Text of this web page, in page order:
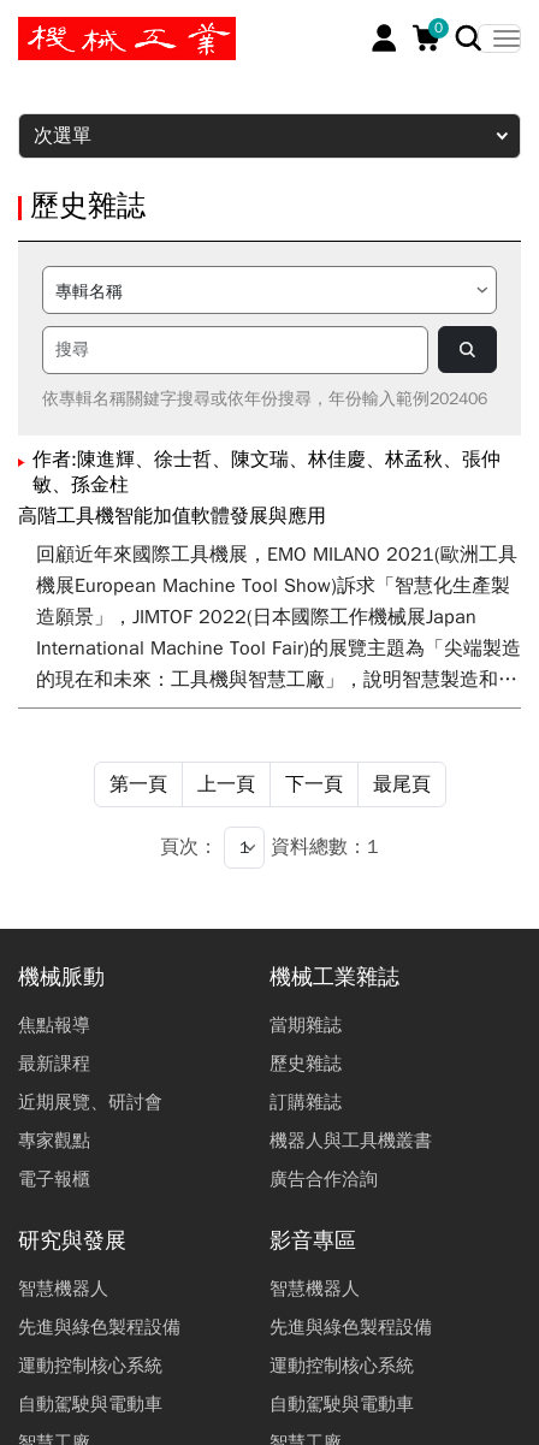
0
暫停
次選單
歷史雜誌
依專輯名稱關鍵字搜尋或依年份搜尋，年份輸入範例202406
作者:陳進輝、徐士哲、陳文瑞、林佳慶、林孟秋、張仲
敏、孫金柱
高階工具機智能加值軟體發展與應用
回顧近年來國際工具機展，EMO MILANO 2021(歐洲工具
機展European Machine Tool Show)訴求「智慧化生產製
造願景」，JIMTOF 2022(日本國際工作機械展Japan
International Machine Tool Fair)的展覽主題為「尖端製造
的現在和未來：工具機與智慧工廠」，說明智慧製造和工
具機智能化是未來的趨勢。然而臺灣在工具機應用與調
定與調整。這也導致機台的加工效率與生產受到操作者經
驗的影響與限制，無法發揮機台的最佳效率。而依賴經驗
傳承，也讓人才培訓需花費較多的時間。因此如何將老師
傅的經驗轉變成智能加值軟體，來協助業者補足經驗不足
具機智能加值軟體之發展與應用進行說明與介紹。
第一頁 上一頁 下一頁 最尾頁
頁次： 資料總數：1
機械脈動
焦點報導
最新課程
近期展覽、研討會
專家觀點
電子報櫃
機械工業雜誌
當期雜誌
歷史雜誌
訂購雜誌
機器人與工具機叢書
廣告合作洽詢
研究與發展
智慧機器人
先進與綠色製程設備
運動控制核心系統
自動駕駛與電動車
影音專區
智慧機器人
先進與綠色製程設備
運動控制核心系統
自動駕駛與電動車